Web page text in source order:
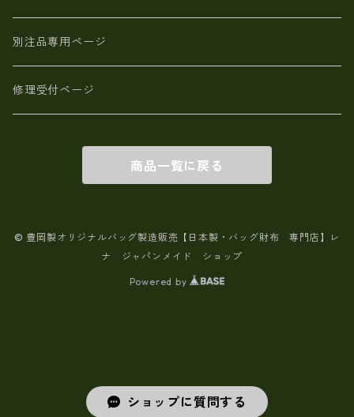
ショップに質問する
別注品専用ページ
修理受付ページ
商品一覧に戻る
© 豊岡製オリジナルバッグ製造販売【日本製・バッグ財布 専門店】レ
ナ ジャパンメイド ショップ
Powered by